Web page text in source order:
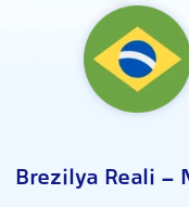
Brezilya Reali -